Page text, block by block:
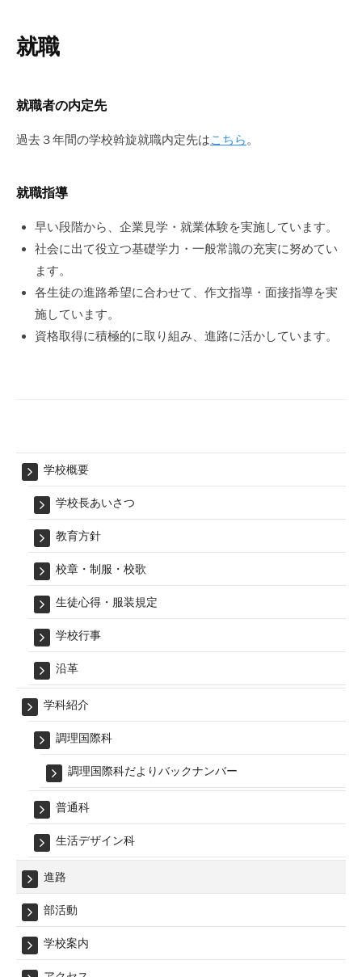
就職
就職者の内定先
過去３年間の学校斡旋就職内定先はこちら 。
就職指導
早い段階から、企業見学・就業体験を実施しています。
社会に出て役立つ基礎学力・一般常識の充実に努めてい
ます。
各生徒の進路希望に合わせて、作文指導・面接指導を実
施しています。
資格取得に積極的に取り組み、進路に活かしています。
学校概要
学校長あいさつ
教育方針
校章・制服・校歌
生徒心得・服装規定
学校行事
沿革
学科紹介
調理国際科
調理国際科だよりバックナンバー
普通科
生活デザイン科
進路
部活動
学校案内